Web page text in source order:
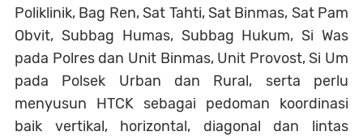
Poliklinik, Bag Ren, Sat Tahti, Sat Binmas, Sat Pam
Obvit, Subbag Humas, Subbag Hukum, Si Was
pada Polres dan Unit Binmas, Unit Provost, Si Um
pada Polsek Urban dan Rural, serta perlu
menyusun HTCK sebagai pedoman koordinasi
baik vertikal, horizontal, diagonal dan lintas